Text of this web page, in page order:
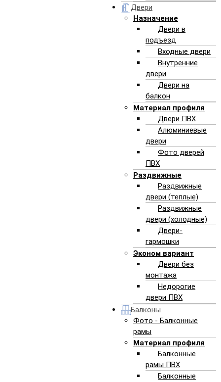
Двери
Назначение
Двери в
подъезд
Входные двери
Внутренние
двери
Двери на
балкон
Материал профиля
Двери ПВХ
Алюминиевые
двери
Фото дверей
ПВХ
Раздвижные
Раздвижные
двери (теплые)
Раздвижные
двери (холодные)
Двери-
гармошки
Эконом вариант
Двери без
монтажа
Недорогие
двери ПВХ
Балконы
Фото - Балконные
рамы
Материал профиля
Балконные
рамы ПВХ
Балконные
гарантия получения качественного товара
гарантия своевременного сервисного
Нужны пластиковые окна в Минске?
Хотите установить новую раму на дачу?
Живете далеко от столицы, но не доверяете
! Работаем
АЛЕКСПРОЕКТ ВЫПОЛНИТ
ДВЕРИ